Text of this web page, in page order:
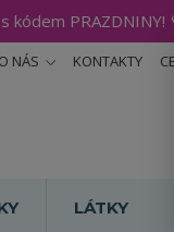
kódem
O NÁS KONTAKTY
LÁTKY